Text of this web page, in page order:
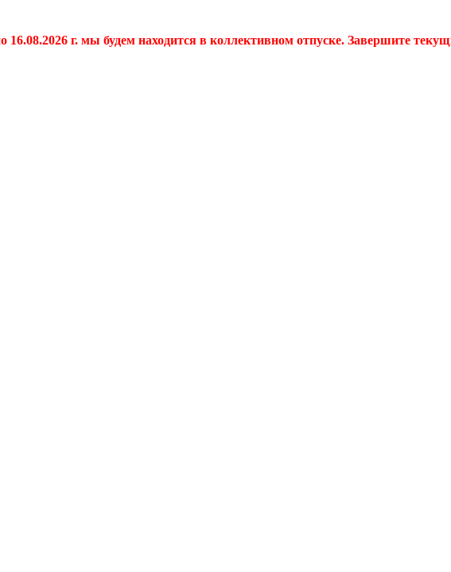
г. мы будем находится в коллективном отпуске. Завершите